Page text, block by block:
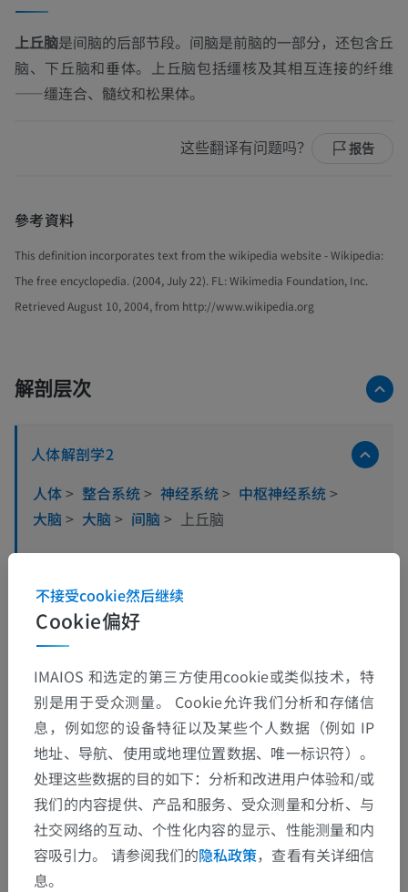
上丘脑是间脑的后部节段。间脑是前脑的一部分，还包含丘
脑、下丘脑和垂体。上丘脑包括缰核及其相互连接的纤维
——缰连合、髓纹和松果体。
这些翻译有问题吗？ 报告
參考資料
This definition incorporates text from the wikipedia website - Wikipedia:
The free encyclopedia. (2004, July 22). FL: Wikimedia Foundation, Inc.
Retrieved August 10, 2004, from http://www.wikipedia.org
解剖层次
人体解剖学2
人体> 整合系统> 神经系统> 中枢神经系统>
大脑 > 大脑 > 间脑 > 上丘脑
侧缰核
内侧缰核
人体解剖学1
翻译
发现错误？
Cookie偏好
不接受cookie然后继续
IMAIOS 和选定的第三方使用cookie或类似技术，特
别是用于受众测量。 Cookie允许我们分析和存储信
息，例如您的设备特征以及某些个人数据（例如 IP
地址、导航、使用或地理位置数据、唯一标识符）。
处理这些数据的目的如下：分析和改进用户体验和/或
我们的内容提供、产品和服务、受众测量和分析、与
社交网络的互动、个性化内容的显示、性能测量和内
容吸引力。 请参阅我们的隐私政策，查看有关详细信
息。